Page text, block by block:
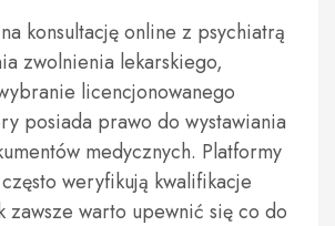
konsultację online z psychiatrą
zwolnienia lekarskiego,
licencjonowanego
posiada prawo do wystawiania
medycznych. Platformy
weryfikują kwalifikacje
zawsze warto upewnić się co do